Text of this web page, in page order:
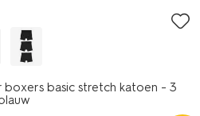
boxers basic stretch katoen - 3